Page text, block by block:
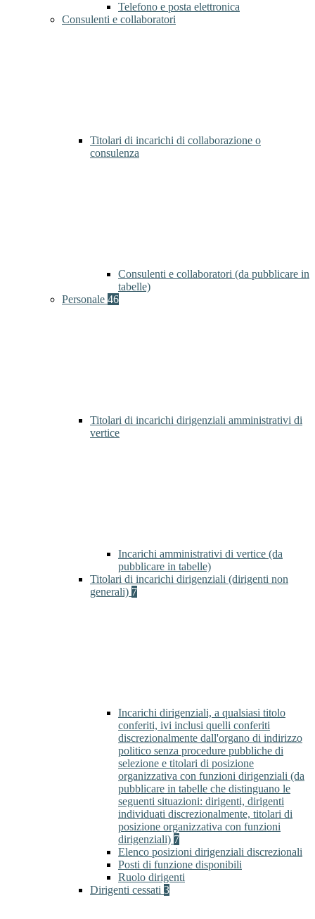
Telefono e posta elettronica
Consulenti e collaboratori
Titolari di incarichi di collaborazione o
consulenza
Consulenti e collaboratori (da pubblicare in
tabelle)
Personale 46
Titolari di incarichi dirigenziali amministrativi di
vertice
Incarichi amministrativi di vertice (da
pubblicare in tabelle)
Titolari di incarichi dirigenziali (dirigenti non
generali) 7
Incarichi dirigenziali, a qualsiasi titolo
conferiti, ivi inclusi quelli conferiti
discrezionalmente dall'organo di indirizzo
politico senza procedure pubbliche di
selezione e titolari di posizione
organizzativa con funzioni dirigenziali (da
pubblicare in tabelle che distinguano le
seguenti situazioni: dirigenti, dirigenti
individuati discrezionalmente, titolari di
posizione organizzativa con funzioni
dirigenziali) 7
Elenco posizioni dirigenziali discrezionali
Posti di funzione disponibili
Ruolo dirigenti
Dirigenti cessati 3